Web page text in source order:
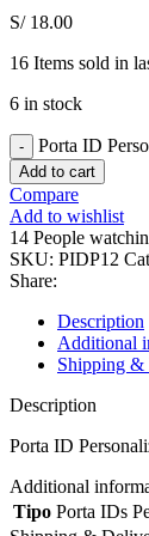
S/18.00
16 Items sold in
6 in stock
Porta ID
Add to cart
Compare
Add to wishlist
14 People
SKU: PIDP12
Share:
Description
Additional
Shipping
Description
Porta ID
Additional
Tipo Porta IDs